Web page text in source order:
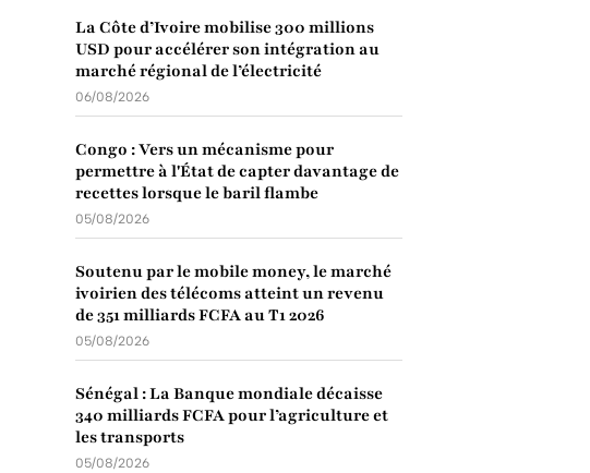
La Côte d’Ivoire mobilise 300 millions
USD pour accélérer son intégration au
marché régional de l’électricité
06/08/2026
Congo : Vers un mécanisme pour
permettre à l'État de capter davantage de
recettes lorsque le baril flambe
05/08/2026
Soutenu par le mobile money, le marché
ivoirien des télécoms atteint un revenu
de 351 milliards FCFA au T1 2026
05/08/2026
Sénégal : La Banque mondiale décaisse
340 milliards FCFA pour l’agriculture et
les transports
05/08/2026